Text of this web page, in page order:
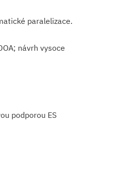
paralelizace.
návrh vysoce
podporou ES